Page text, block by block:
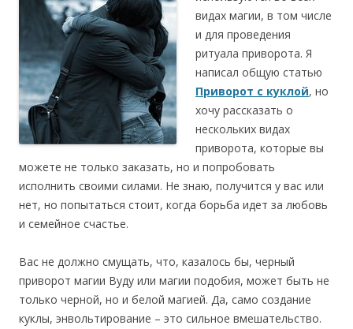
видах магии, в том числе
и для проведения
ритуала приворота. Я
написал общую статью
Приворот с куклой, но
хочу рассказать о
нескольких видах
приворота, которые вы
можете не только заказать, но и попробовать
исполнить своими силами. Не знаю, получится у вас или
нет, но попытаться стоит, когда борьба идет за любовь
и семейное счастье.
Вас не должно смущать, что, казалось бы, черный
приворот магии Вуду или магии подобия, может быть не
только черной, но и белой магией. Да, само создание
куклы, энвольтирование – это сильное вмешательство.